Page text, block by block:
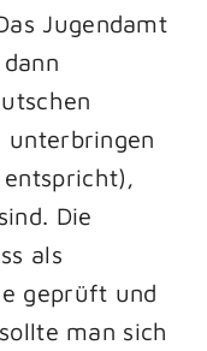
Jugendamt
Die
als
geprüft und
man sich